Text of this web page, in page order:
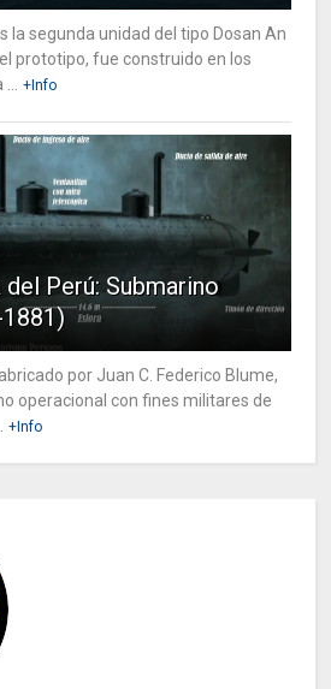
la segunda unidad del tipo Dosan An
prototipo, fue construido en los
+Info
Perú: Submarino
por Juan C. Federico Blume,
operacional con fines militares de
+Info